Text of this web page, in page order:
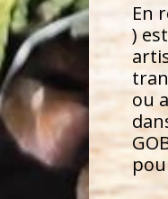
En
)
ou